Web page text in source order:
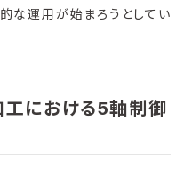
な運用が始まろうとしてい
工における5軸制御